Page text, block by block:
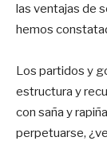
las ventajas de
hemos
Los partidos y
estructura y
con saña y
perpetuarse,